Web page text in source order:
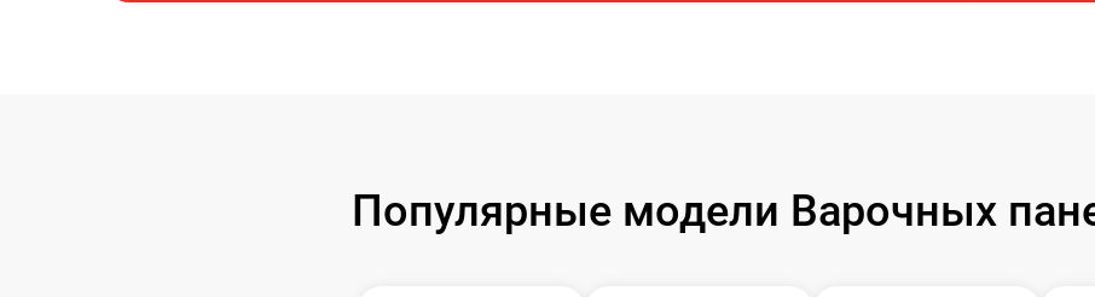
Популярные модели Варочных